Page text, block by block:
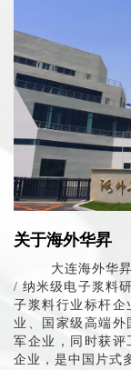
关于海外华昇
大连海外华昇电
/ 纳米级电子浆料
子浆料行业标杆企
业、国家级高端
军企业，同时获评
企业，是中国片式